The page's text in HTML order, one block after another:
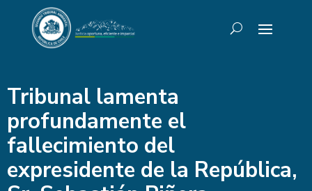
Tribunal lamenta
profundamente el
fallecimiento del
expresidente de la República,